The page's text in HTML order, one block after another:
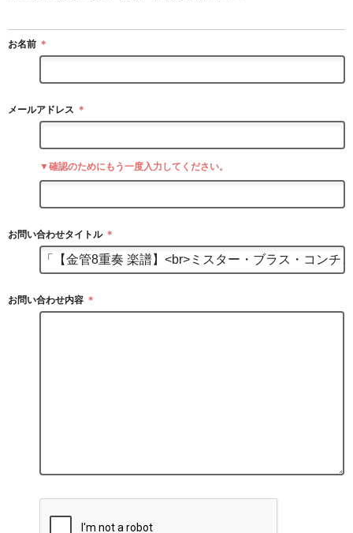
お名前 ＊
メールアドレス ＊
▼確認のためにもう一度入力してください。
お問い合わせタイトル ＊
お問い合わせ内容 ＊